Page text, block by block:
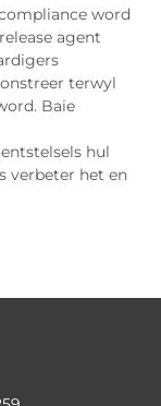
word
agent
terwyl
Baie
hul
verbeter het en